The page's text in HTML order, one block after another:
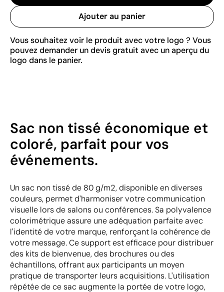
Ajouter au panier
Vous souhaitez voir le produit avec votre logo ? Vous
pouvez demander un devis gratuit avec un aperçu du
logo dans le panier.
Sac non tissé économique et
coloré, parfait pour vos
événements.
Un sac non tissé de 80 g/m2, disponible en diverses
couleurs, permet d'harmoniser votre communication
visuelle lors de salons ou conférences. Sa polyvalence
colorimétrique assure une adéquation parfaite avec
l'identité de votre marque, renforçant la cohérence de
votre message. Ce support est efficace pour distribuer
des kits de bienvenue, des brochures ou des
échantillons, offrant aux participants un moyen
pratique de transporter leurs acquisitions. L'utilisation
répétée de ce sac augmente la portée de votre logo,